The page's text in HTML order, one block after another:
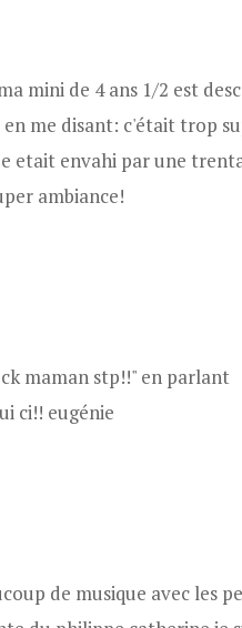
mini de 4 ans 1/2 est
en me disant: c'était trop
etait envahi par une
ambiance!
maman stp!!" en parlant
ci!! eugénie
de musique avec les